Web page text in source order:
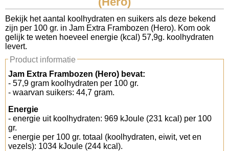
Koolhydraten tellen
Links
Bekijk het aantal koolhydraten en suikers als deze bekend
zijn per 100 gr. in Jam Extra Frambozen (Hero). Kom ook
gelijk te weten hoeveel energie (kcal) 57,9g. koolhydraten
levert.
Product informatie
Jam Extra Frambozen (Hero) bevat:
- 57,9 gram koolhydraten per 100 gr.
- waarvan suikers: 44,7 gram.
Energie
- energie uit koolhydraten: 969 kJoule (231 kcal) per 100
gr.
- energie per 100 gr. totaal (koolhydraten, eiwit, vet en
vezels): 1034 kJoule (244 kcal).